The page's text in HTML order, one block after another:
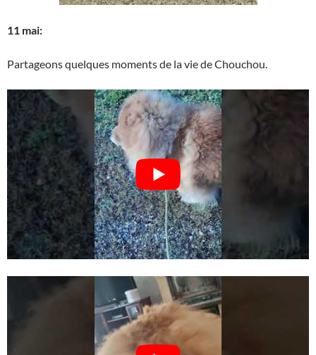
11 mai:
Partageons quelques moments de la vie de Chouchou.